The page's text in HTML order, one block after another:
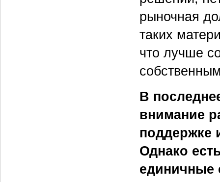
рыночная
таких
что лучше
В
внимание
поддержке
Однако
единичные